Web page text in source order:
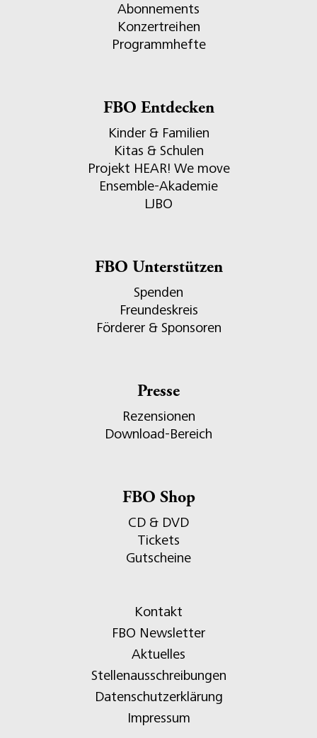
Abonnements
Konzertreihen
Programmhefte
FBO Entdecken
Kinder & Familien
Kitas & Schulen
Projekt HEAR! We move
Ensemble-Akademie
LJBO
FBO Unterstützen
Spenden
Freundeskreis
Förderer & Sponsoren
Presse
Rezensionen
Download-Bereich
FBO Shop
CD & DVD
Tickets
Gutscheine
Kontakt
FBO Newsletter
Aktuelles
Stellenausschreibungen
Datenschutzerklärung
Impressum